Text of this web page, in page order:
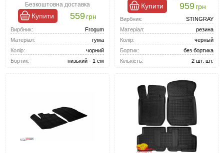
Безкоштовна доставка
Купити 559грн
Вирбник:
Frogum
Матеріал:
гума
Колір:
чорний
Бортик:
низький - 1 см
Купити 959грн
Вирбник:
STINGRAY
Матеріал:
резина
Колір:
черный
Бортик:
без бортика
Кількість:
2 шт. шт.